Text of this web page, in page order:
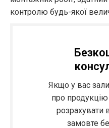
контролю будь-якої
Якщо у вас
про
розрахувати
замовте